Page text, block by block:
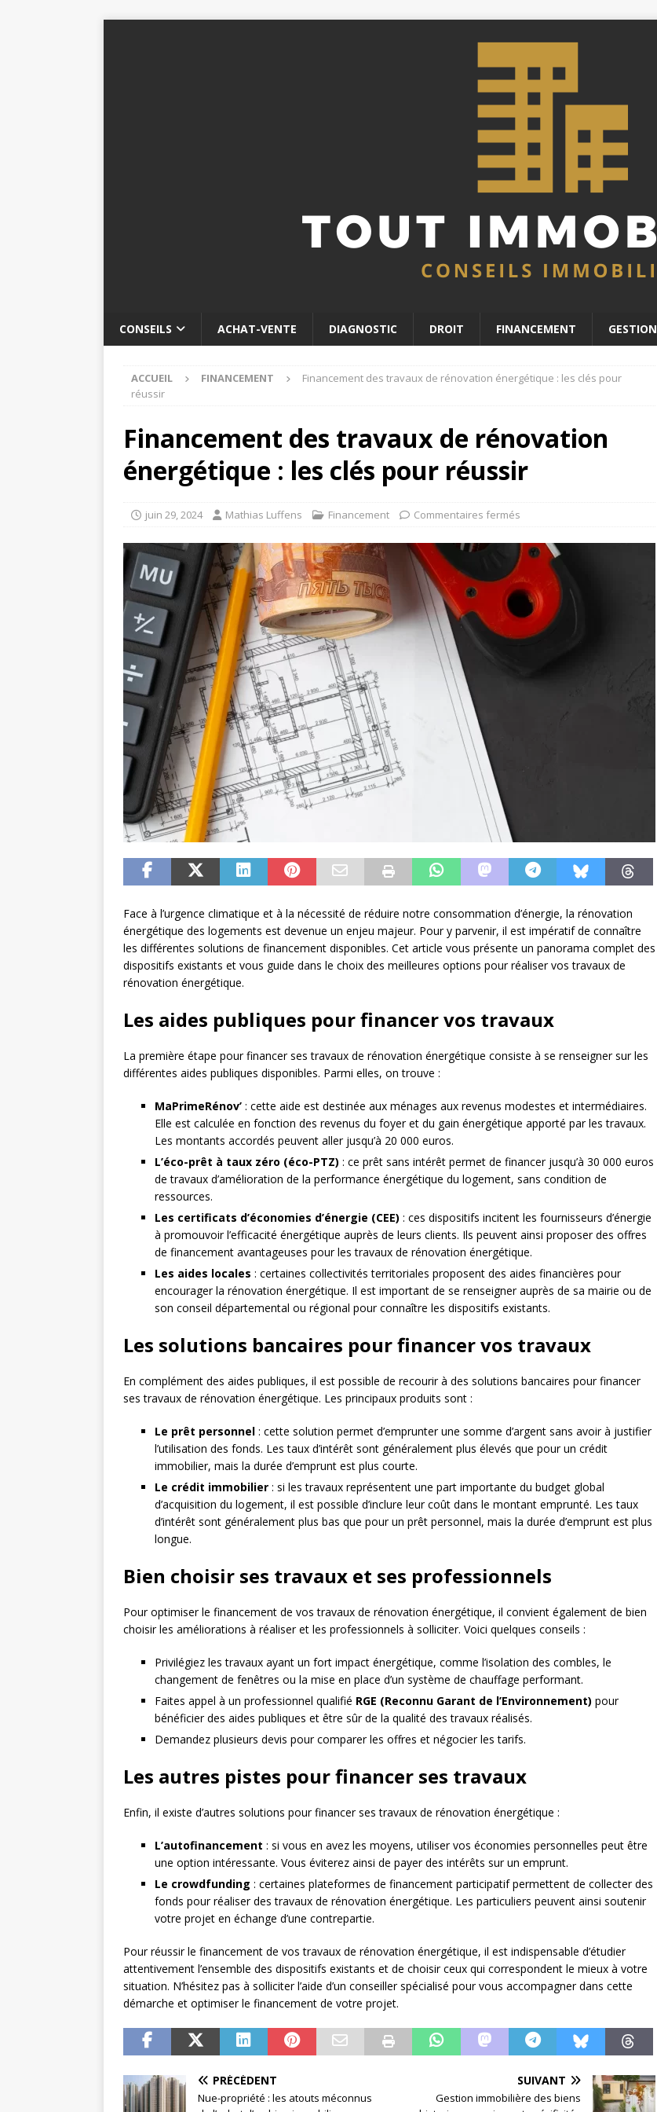
CONSEILS ACHAT-VENTE DIAGNOSTIC DROIT FINANCEMENT GESTION
ACCUEIL FINANCEMENT
Financement des travaux de rénovation énergétique : les clés pour
réussir
Financement des travaux de rénovation
énergétique : les clés pour réussir
juin 29, 2024 Mathias Luffens Financement Commentaires fermés
Face à l’urgence climatique et à la nécessité de réduire notre consommation d’énergie, la rénovation
énergétique des logements est devenue un enjeu majeur. Pour y parvenir, il est impératif de connaître
les différentes solutions de financement disponibles. Cet article vous présente un panorama complet des
dispositifs existants et vous guide dans le choix des meilleures options pour réaliser vos travaux de
rénovation énergétique.
Les aides publiques pour financer vos travaux
La première étape pour financer ses travaux de rénovation énergétique consiste à se renseigner sur les
différentes aides publiques disponibles. Parmi elles, on trouve :
MaPrimeRénov’ : cette aide est destinée aux ménages aux revenus modestes et intermédiaires.
Elle est calculée en fonction des revenus du foyer et du gain énergétique apporté par les travaux.
Les montants accordés peuvent aller jusqu’à 20 000 euros.
L’éco-prêt à taux zéro (éco-PTZ) : ce prêt sans intérêt permet de financer jusqu’à 30 000 euros
de travaux d’amélioration de la performance énergétique du logement, sans condition de
ressources.
Les certificats d’économies d’énergie (CEE) : ces dispositifs incitent les fournisseurs d’énergie
à promouvoir l’efficacité énergétique auprès de leurs clients. Ils peuvent ainsi proposer des offres
de financement avantageuses pour les travaux de rénovation énergétique.
Les aides locales : certaines collectivités territoriales proposent des aides financières pour
encourager la rénovation énergétique. Il est important de se renseigner auprès de sa mairie ou de
son conseil départemental ou régional pour connaître les dispositifs existants.
Les solutions bancaires pour financer vos travaux
En complément des aides publiques, il est possible de recourir à des solutions bancaires pour financer
ses travaux de rénovation énergétique. Les principaux produits sont :
Le prêt personnel : cette solution permet d’emprunter une somme d’argent sans avoir à justifier
l’utilisation des fonds. Les taux d’intérêt sont généralement plus élevés que pour un crédit
immobilier, mais la durée d’emprunt est plus courte.
Le crédit immobilier : si les travaux représentent une part importante du budget global
d’acquisition du logement, il est possible d’inclure leur coût dans le montant emprunté. Les taux
d’intérêt sont généralement plus bas que pour un prêt personnel, mais la durée d’emprunt est plus
longue.
Bien choisir ses travaux et ses professionnels
Pour optimiser le financement de vos travaux de rénovation énergétique, il convient également de bien
choisir les améliorations à réaliser et les professionnels à solliciter. Voici quelques conseils :
Privilégiez les travaux ayant un fort impact énergétique, comme l’isolation des combles, le
changement de fenêtres ou la mise en place d’un système de chauffage performant.
Faites appel à un professionnel qualifié RGE (Reconnu Garant de l’Environnement) pour
bénéficier des aides publiques et être sûr de la qualité des travaux réalisés.
Demandez plusieurs devis pour comparer les offres et négocier les tarifs.
Les autres pistes pour financer ses travaux
Enfin, il existe d’autres solutions pour financer ses travaux de rénovation énergétique :
L’autofinancement : si vous en avez les moyens, utiliser vos économies personnelles peut être
une option intéressante. Vous éviterez ainsi de payer des intérêts sur un emprunt.
Le crowdfunding : certaines plateformes de financement participatif permettent de collecter des
fonds pour réaliser des travaux de rénovation énergétique. Les particuliers peuvent ainsi soutenir
votre projet en échange d’une contrepartie.
Pour réussir le financement de vos travaux de rénovation énergétique, il est indispensable d’étudier
attentivement l’ensemble des dispositifs existants et de choisir ceux qui correspondent le mieux à votre
situation. N’hésitez pas à solliciter l’aide d’un conseiller spécialisé pour vous accompagner dans cette
démarche et optimiser le financement de votre projet.
PRÉCÉDENT
Nue-propriété : les atouts méconnus
SUIVANT
Gestion immobilière des biens